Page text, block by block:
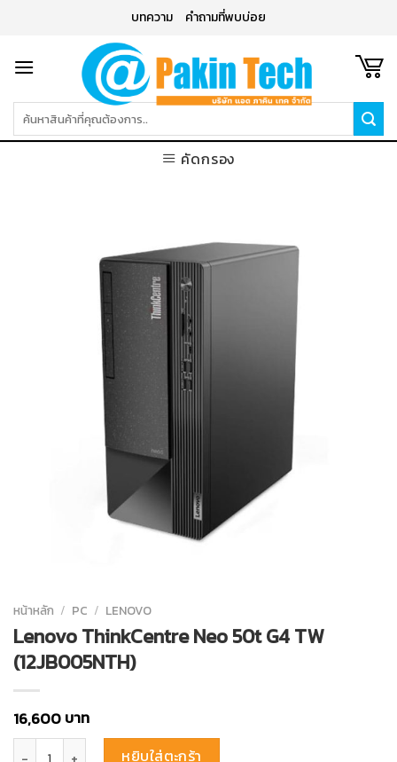
บทความ คำถามที่พบบ่อย
คัดกรอง
หน้าหลัก / PC / LENOVO
Lenovo ThinkCentre Neo 50t G4 TW
(12JB005NTH)
16,600บาท
จำนวน Lenovo ThinkCentre Neo 50t G4 TW (12JB005NTH) ชิ้น
หยิบใส่ตะกร้า